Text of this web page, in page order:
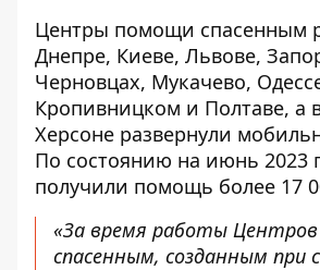
Центры помощи спасенным
Днепре, Киеве, Львове,
Черновцах, Мукачево,
Кропивницком и Полтаве, а
Херсоне развернули
По состоянию на июнь 2023
получили помощь более 17
«За время работы
спасенным, созданным при